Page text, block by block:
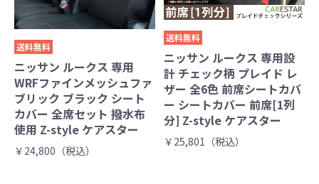
送料無料
ニッサン ルークス 専用
WRFファインメッシュファ
ブリック ブラック シート
カバー 全席セット 撥水布
使用 Z-style ケアスター
￥24,800（税込）
送料無料
ニッサン ルークス 専用設
計 チェック柄 プレイド レ
ザー 全6色 前席シートカバ
ー シートカバー 前席[1列
分] Z-style ケアスター
￥25,801（税込）